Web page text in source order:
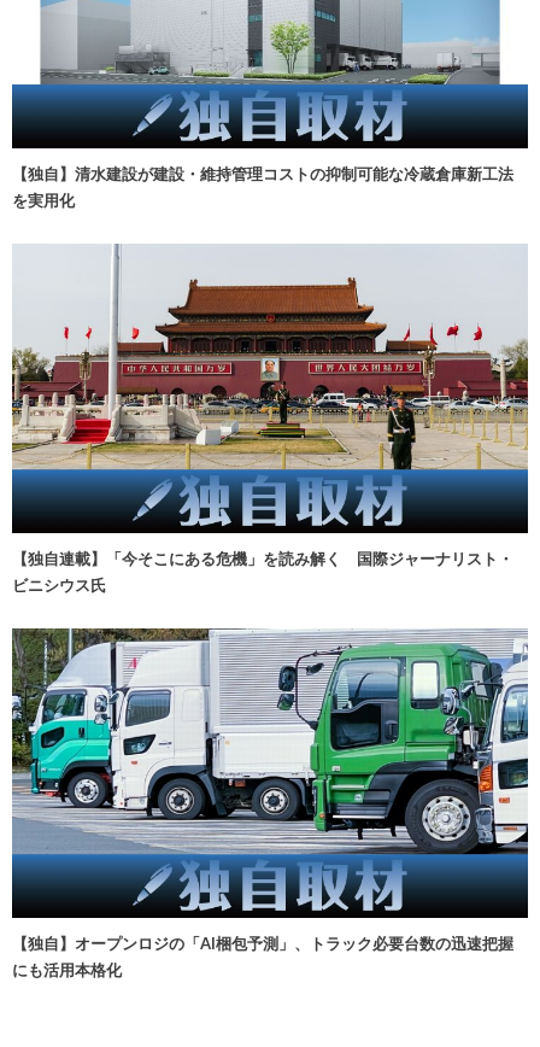
【独自】清水建設が建設・維持管理コストの抑制可能な冷蔵倉庫新工法
を実用化
【独自連載】「今そこにある危機」を読み解く 国際ジャーナリスト・
ビニシウス氏
【独自】オープンロジの「AI梱包予測」、トラック必要台数の迅速把握
にも活用本格化